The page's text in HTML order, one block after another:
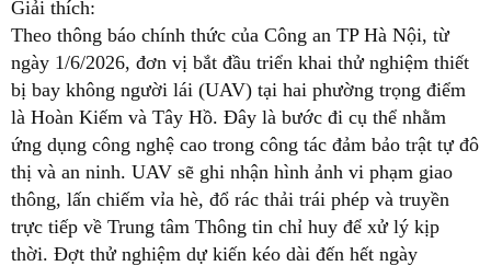
Giải thích:
Theo thông báo chính thức của Công an TP Hà Nội, từ
ngày 1/6/2026, đơn vị bắt đầu triển khai thử nghiệm thiết
bị bay không người lái (UAV) tại hai phường trọng điểm
là Hoàn Kiếm và Tây Hồ. Đây là bước đi cụ thể nhằm
ứng dụng công nghệ cao trong công tác đảm bảo trật tự đô
thị và an ninh. UAV sẽ ghi nhận hình ảnh vi phạm giao
thông, lấn chiếm vỉa hè, đổ rác thải trái phép và truyền
trực tiếp về Trung tâm Thông tin chỉ huy để xử lý kịp
thời. Đợt thử nghiệm dự kiến kéo dài đến hết ngày